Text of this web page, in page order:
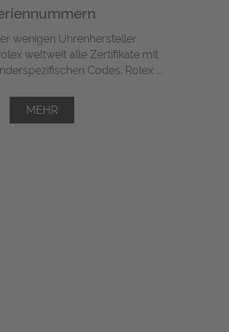
wenigen Uhrenhersteller
weltweit alle Zertifikate mit
Codes. Rolex ...
MEHR